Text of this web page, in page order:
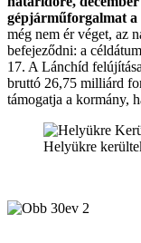
gépjárműforgalmat
még nem ér véget, az
befejeződni: a
17. A Lánchíd
bruttó 26,75 milliárd
támogatja a kormány,
Helyükre